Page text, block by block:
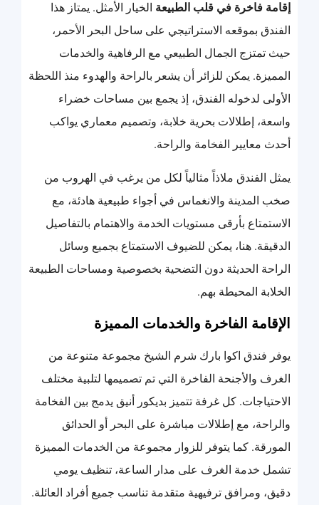
إقامة فاخرة في قلب الطبيعة الخيار الأمثل. يمتاز هذا
الفندق بموقعه الاستراتيجي على ساحل البحر الأحمر،
حيث تمتزج الجمال الطبيعي مع الرفاهية والخدمات
المميزة. يمكن للزائر أن يشعر بالراحة والهدوء منذ اللحظة
الأولى لدخوله الفندق، إذ يجمع بين مساحات خضراء
واسعة، إطلالات بحرية خلابة، وتصميم معماري يواكب
أحدث معايير الفخامة والراحة.
يمثل الفندق ملاذاً مثالياً لكل من يرغب في الهروب من
صخب المدينة والانغماس في أجواء طبيعية هادئة، مع
الاستمتاع بأرقى مستويات الخدمة والاهتمام بالتفاصيل
الدقيقة. هنا، يمكن للضيوف الاستمتاع بجميع وسائل
الراحة الحديثة دون التضحية بخصوصية ومساحات الطبيعة
الخلابة المحيطة بهم.
الإقامة الفاخرة والخدمات المميزة
يوفر فندق اكوا بارك شرم الشيخ مجموعة متنوعة من
الغرف والأجنحة الفاخرة التي تم تصميمها لتلبية مختلف
الاحتياجات. كل غرفة تتميز بديكور أنيق يدمج بين الفخامة
والراحة، مع إطلالات مباشرة على البحر أو الحدائق
المورقة. كما يتوفر للزوار مجموعة من الخدمات المميزة
تشمل خدمة الغرف على مدار الساعة، تنظيف يومي
دقيق، ومرافق ترفيهية متقدمة تناسب جميع أفراد العائلة.